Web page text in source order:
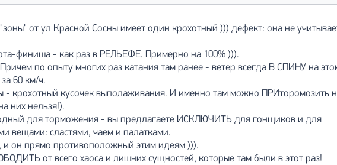
от ул Красной Сосны имеет один крохотный ))) дефект: она не
финиша - как раз в РЕЛЬЕФЕ. Примерно на 100% ))).
по опыту многих раз катания там ранее - ветер всегда В СПИНУ на
60 км/ч.
- крохотный кусочек выполаживания. И именно там можно ПРИторомозить
них нельзя!).
для торможения - вы предлагаете ИСКЛЮЧИТЬ для гонщиков и для
вещами: сластями, чаем и палатками.
и он прямо противоположный этим идеям ))).
от всего хаоса и лишних сущностей, которые там были в этот раз!